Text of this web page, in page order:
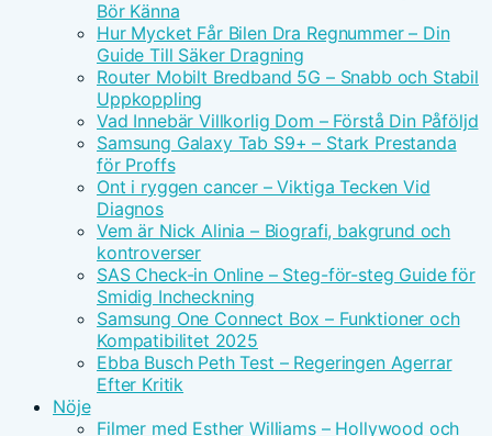
Bör Känna
Hur Mycket Får Bilen Dra Regnummer – Din
Guide Till Säker Dragning
Router Mobilt Bredband 5G – Snabb och Stabil
Uppkoppling
Vad Innebär Villkorlig Dom – Förstå Din Påföljd
Samsung Galaxy Tab S9+ – Stark Prestanda
för Proffs
Ont i ryggen cancer – Viktiga Tecken Vid
Diagnos
Vem är Nick Alinia – Biografi, bakgrund och
kontroverser
SAS Check-in Online – Steg-för-steg Guide för
Smidig Incheckning
Samsung One Connect Box – Funktioner och
Kompatibilitet 2025
Ebba Busch Peth Test – Regeringen Agerrar
Efter Kritik
Nöje
Filmer med Esther Williams – Hollywood och